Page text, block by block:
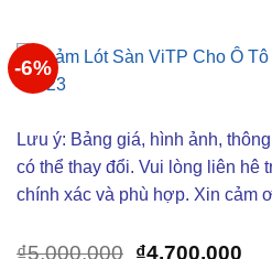
-6%
Lưu ý: Bảng giá, hình ảnh,
có thể thay đổi. Vui lòng liên hê
chính xác và phù hợp. Xin cảm
₫5,000,000 Giá
₫4,700,000Giá